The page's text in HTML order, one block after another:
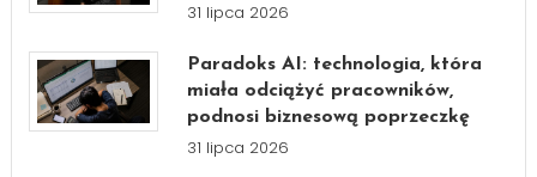
31 lipca 2026
Paradoks AI: technologia, która
miała odciążyć pracowników,
podnosi biznesową poprzeczkę
31 lipca 2026